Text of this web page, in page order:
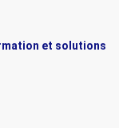
et solutions